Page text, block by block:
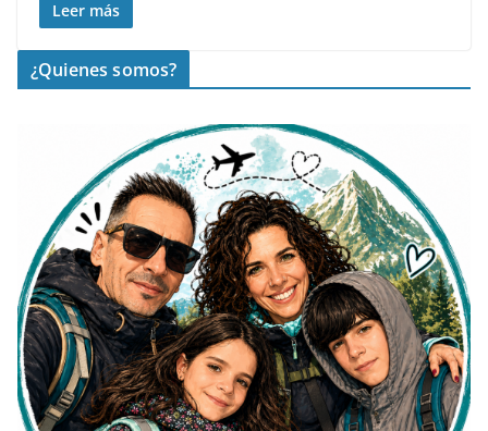
Leer más
¿Quienes somos?